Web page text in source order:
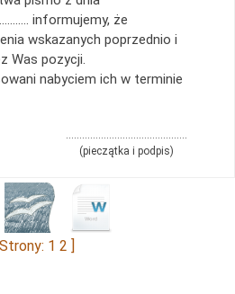
informujemy, że
wskazanych poprzednio i
Was pozycji.
nabyciem ich w terminie
………………………………………
(pieczątka i podpis)
1 2 ]